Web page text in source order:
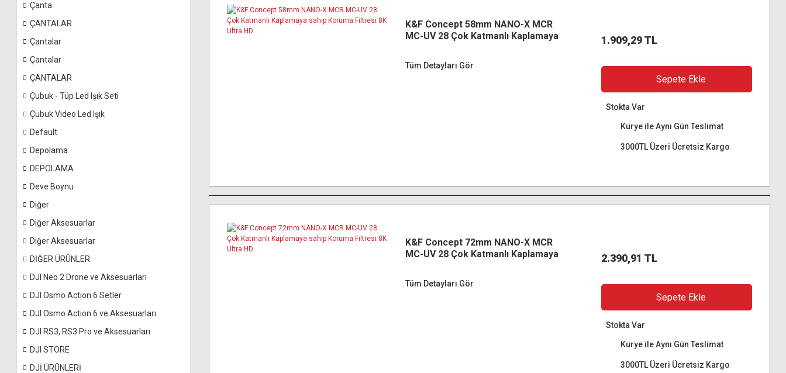
Çanta
ÇANTALAR
Çantalar
Çantalar
ÇANTALAR
Çubuk - Tüp Led Işık Seti
Çubuk Video Led Işık
Default
Depolama
DEPOLAMA
Deve Boynu
Diğer
Diğer Aksesuarlar
Diğer Aksesuarlar
DİĞER ÜRÜNLER
DJI Neo 2 Drone ve Aksesuarları
DJI Osmo Action 6 Setler
DJI Osmo Action 6 ve Aksesuarları
DJI RS3, RS3 Pro ve Aksesuarları
DJI STORE
DJİ ÜRÜNLERİ
K&F Concept 58mm NANO-X MCR
MC-UV 28 Çok Katmanlı Kaplamaya
Tüm Detayları Gör
1.909,29 TL
Sepete Ekle
Stokta Var
Kurye ile Aynı Gün Teslimat
3000TL Üzeri Ücretsiz Kargo
K&F Concept 72mm NANO-X MCR
MC-UV 28 Çok Katmanlı Kaplamaya
Tüm Detayları Gör
2.390,91 TL
Sepete Ekle
Stokta Var
Kurye ile Aynı Gün Teslimat
3000TL Üzeri Ücretsiz Kargo